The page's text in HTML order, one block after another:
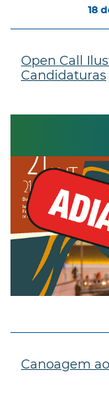
18
Open Call
Candidaturas
Canoagem